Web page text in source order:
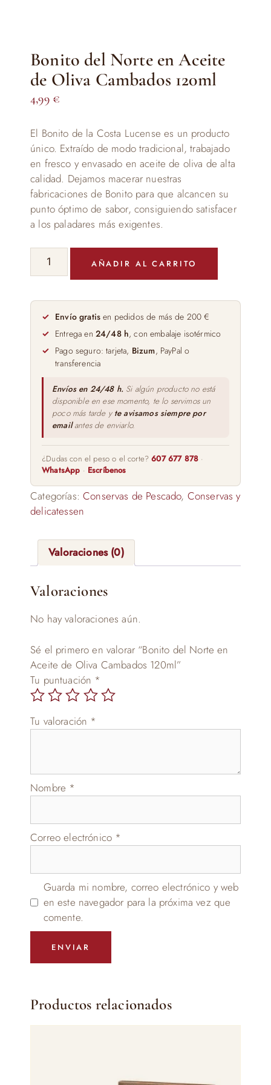
Bonito del Norte en Aceite
de Oliva Cambados 120ml
4,99 €
El Bonito de la Costa Lucense es un producto
único. Extraído de modo tradicional, trabajado
en fresco y envasado en aceite de oliva de alta
calidad. Dejamos macerar nuestras
fabricaciones de Bonito para que alcancen su
punto óptimo de sabor, consiguiendo satisfacer
a los paladares más exigentes.
Bonito
en
Aceite
Oliva
Cambados
120ml
cantidad
AÑADIR AL CARRITO
Envío gratis en pedidos de más de 200 €
Entrega en 24/48 h, con embalaje isotérmico
Pago seguro: tarjeta, Bizum, PayPal o
transferencia
Envíos en 24/48 h. Si algún producto no está
disponible en ese momento, te lo servimos un
poco más tarde y te avisamos siempre por
emailantes de enviarlo.
¿Dudas con el peso o el corte?607 677 878 ·
WhatsApp · Escríbenos
Categorías:Conservas de Pescado, Conservas y
delicatessen
Valoraciones (0)
Valoraciones
No hay valoraciones aún.
Sé el primero en valorar “Bonito del Norte en
Aceite de Oliva Cambados 120ml”
Tu puntuación *
Tu valoración *
Nombre *
Correo electrónico *
Guarda mi nombre, correo electrónico y web
en este navegador para la próxima vez que
comente.
Productos relacionados